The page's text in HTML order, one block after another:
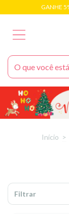
GANHE
Início >
Filtrar